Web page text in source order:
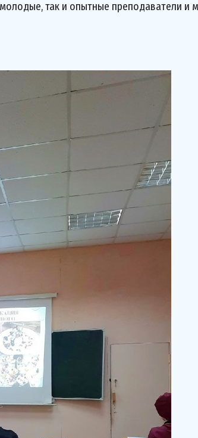
так и опытные преподаватели и